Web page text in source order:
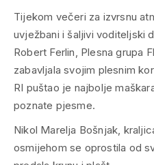
Tijekom večeri za izvrsnu
uvježbani i šaljivi voditeljski
Robert Ferlin, Plesna grupa
zabavljala svojim plesnim
RI puštao je najbolje
poznate pjesme.
Nikol Marelja Bošnjak,
osmijehom se oprostila od